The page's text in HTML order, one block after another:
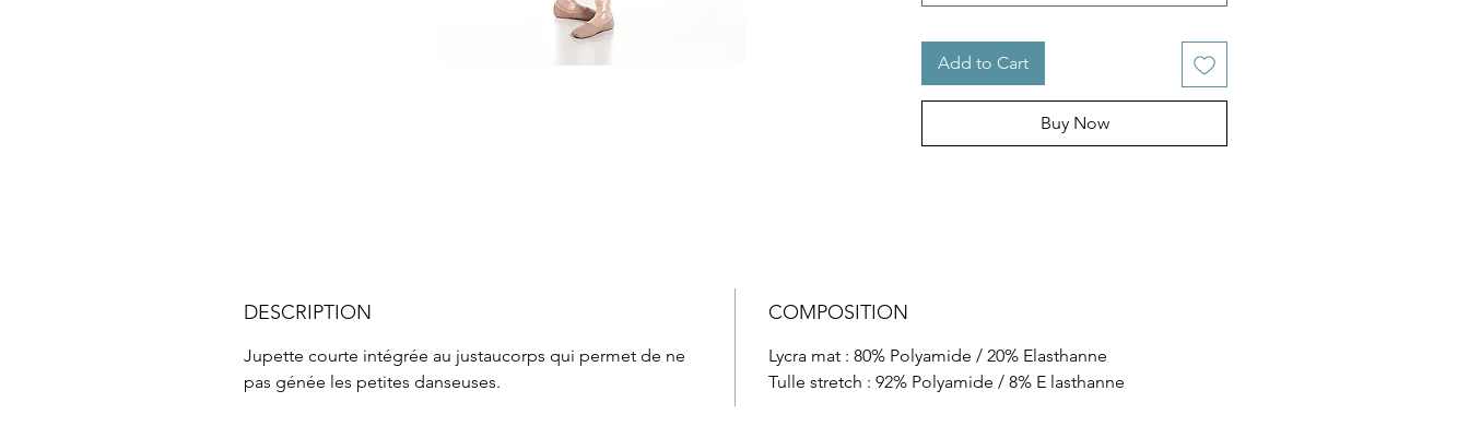
Add to Cart
Buy Now
DESCRIPTION
Jupette courte intégrée au justaucorps qui permet de ne
pas génée les petites danseuses.
COMPOSITION
Lycra mat : 80% Polyamide / 20% Elasthanne
Tulle stretch : 92% Polyamide / 8% E lasthanne